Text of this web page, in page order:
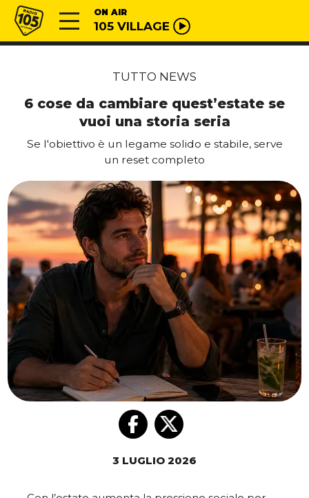
Vai al contenuto
Radio 105 ON AIR
105 VILLAGE
TUTTO NEWS
6 cose da cambiare quest’estate se
vuoi una storia seria
Se l'obiettivo è un legame solido e stabile, serve
un reset completo
3 LUGLIO 2026